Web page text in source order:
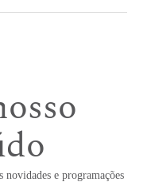
novidades e programações